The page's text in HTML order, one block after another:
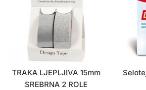
TRAKA LJEPLJIVA 15mm
SREBRNA 2 ROLE